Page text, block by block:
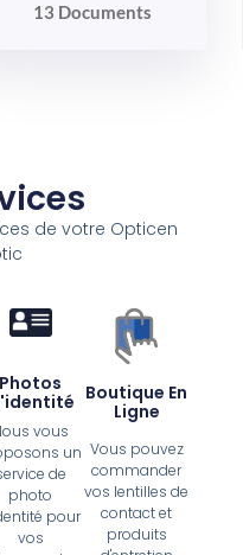
13 Documents
de votre Opticen
Photos
vous
un
de
photo
pour
vos
Boutique En
Ligne
Vous pouvez
commander
vos lentilles de
contact et
produits